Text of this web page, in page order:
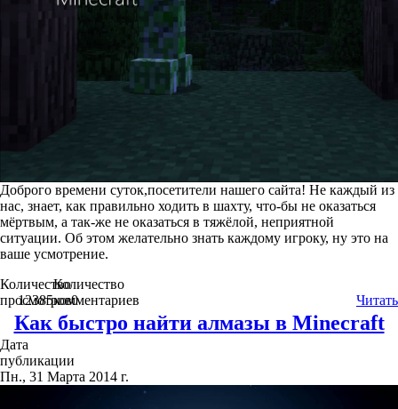
Доброго времени суток,посетители нашего сайта! Не каждый из
нас, знает, как правильно ходить в шахту, что-бы не оказаться
мёртвым, а так-же не оказаться в тяжёлой, неприятной
ситуации. Об этом желательно знать каждому игроку, ну это на
ваше усмотрение.
Количество
просмотров
12385
Количество
комментариев
0 Читать
Как быстро найти алмазы в Minecraft
Дата
публикации
Пн., 31 Марта 2014 г.